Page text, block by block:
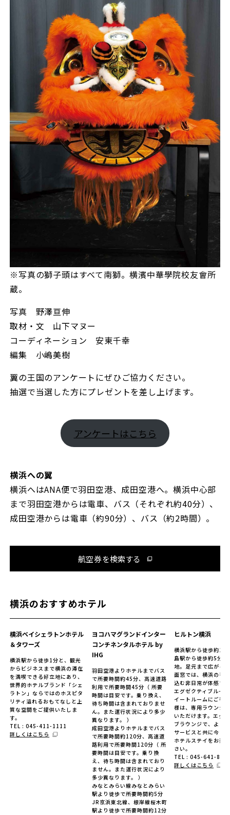
※写真の獅子頭はすべて南獅。横濱中華學院校友會所
蔵。
写真 野澤亘伸
取材・文 山下マヌー
コーディネーション 安東千幸
編集 小嶋美樹
翼の王国のアンケートにぜひご協力ください。
抽選で当選した方にプレゼントを差し上げます。
アンケートはこちら
横浜への翼
横浜へはANA便で羽田空港、成田空港へ。横浜中心部
まで羽田空港からは電車、バス（それぞれ約40分）、
成田空港からは電車（約90分）、バス（約2時間）。
航空券を検索する
横浜のおすすめホテル
横浜ベイシェラトンホテル
＆タワーズ
横浜駅から徒歩1分と、観光
からビジネスまで横浜の滞在
を満喫できる好立地にあり、
世界的ホテルブランド「シェ
ラトン」ならではのホスピタ
リティ溢れるおもてなしと上
質な空間をご提供いたしま
す。
TEL : 045-411-1111
詳しくはこちら
ヨコハマグランドインター
コンチネンタルホテル by
IHG
羽田空港よりホテルまでバス
で所要時間約45分、高速道路
利用で所要時間45分（ 所要
時間は目安です。乗り換え、
待ち時間は含まれておりませ
ん。また運行状況により多少
異なります。 ）
成田空港よりホテルまでバス
で所要時間約120分、高速道
路利用で所要時間120分（ 所
要時間は目安です。乗り換
え、待ち時間は含まれており
ません。また運行状況により
多少異なります。 ）
みなとみらい線みなとみらい
駅より徒歩で所要時間約5分
JR京浜東北線、根岸線桜木町
駅より徒歩で所要時間約12分
ヒルトン横浜
横浜駅から徒歩約11
島駅から徒歩約5分の
地。足元まで広がる
面窓では、横浜の夜
込む非日常が体感で
エグゼクティブルー
イートルームにご宿
様は、専用ラウンジ
いただけます。エグ
ブラウンジで、より
サービスと共に今ま
ホテルステイをお楽
さい。
TEL : 045-641-
詳しくはこちら